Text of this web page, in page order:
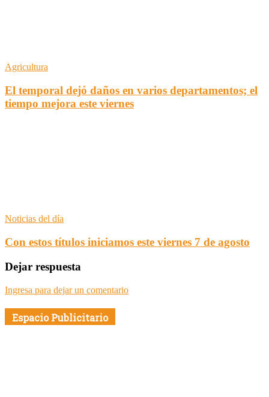
Agricultura
El temporal dejó daños en varios departamentos; el
tiempo mejora este viernes
Noticias del día
Con estos títulos iniciamos este viernes 7 de agosto
Dejar respuesta
Ingresa para dejar un comentario
Espacio Publicitario